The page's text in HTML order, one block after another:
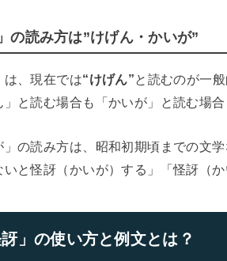
の読み方は”けげん・かいが”
は、現在では“けげん”と読むのが一
」と読む場合も「かいが」と読む場
」の読み方は、昭和初期頃までの文
いと怪訝（かいが）する」「怪訝（
訝」の使い方と例文とは？